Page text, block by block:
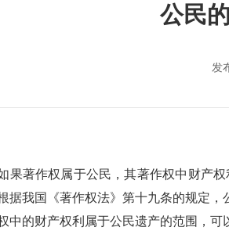
公民
发
著作权属于公民，其著作权中财产权
据我国《著作权法》第十九条的规定
中的财产权利属于公民遗产的范围，